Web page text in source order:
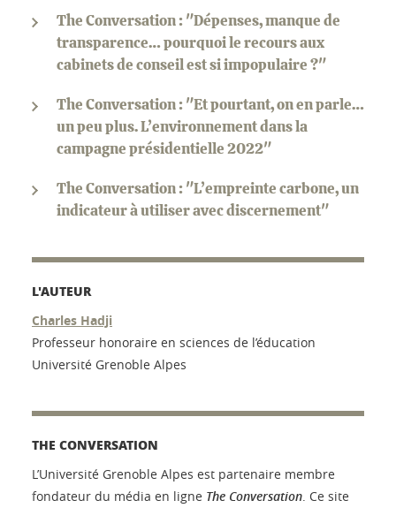
The Conversation : "Dépenses, manque de
transparence… pourquoi le recours aux
cabinets de conseil est si impopulaire ?"
The Conversation : "Et pourtant, on en parle…
un peu plus. L’environnement dans la
campagne présidentielle 2022"
The Conversation : "L’empreinte carbone, un
indicateur à utiliser avec discernement"
L'AUTEUR
Charles Hadji
Professeur honoraire en sciences de l’éducation
Université Grenoble Alpes
THE CONVERSATION
L’Université Grenoble Alpes est partenaire membre
fondateur du média en ligne The Conversation . Ce site